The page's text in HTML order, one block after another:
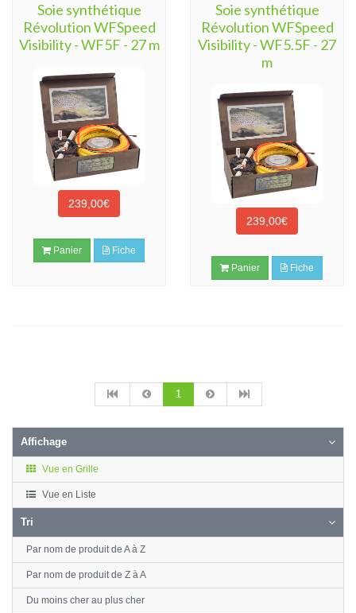
Soie synthétique
Révolution WFSpeed
Visibility - WF5F - 27 m
239,00€
Panier Fiche
Soie synthétique
Révolution WFSpeed
Visibility - WF5.5F - 27
m
239,00€
Panier Fiche
1
Affichage
Vue en Grille
Vue en Liste
Tri
Par nom de produit de A à Z
Par nom de produit de Z à A
Du moins cher au plus cher